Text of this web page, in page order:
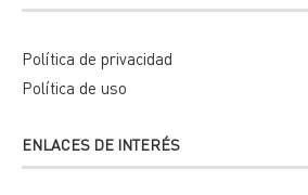
Política de privacidad
Política de uso
ENLACES DE INTERÉS